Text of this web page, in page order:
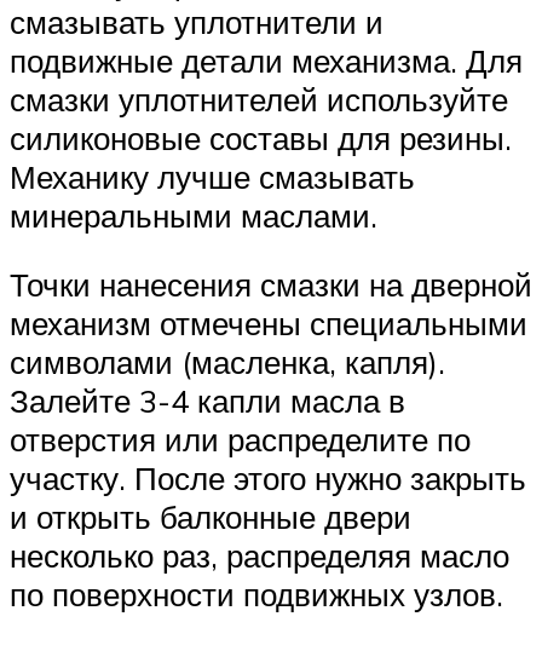
смазывать уплотнители и
подвижные детали механизма. Для
смазки уплотнителей используйте
силиконовые составы для резины.
Механику лучше смазывать
минеральными маслами.
Точки нанесения смазки на дверной
механизм отмечены специальными
символами (масленка, капля).
Залейте 3-4 капли масла в
отверстия или распределите по
участку. После этого нужно закрыть
и открыть балконные двери
несколько раз, распределяя масло
по поверхности подвижных узлов.